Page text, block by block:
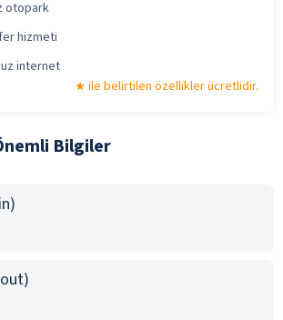
otopark
hizmeti
internet
ile belirtilen özellikler ücretlidir.
Bilgiler
out)